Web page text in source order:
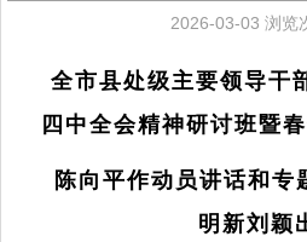
2026-03-03 浏览
全市县处级主要领导干
四中全会精神研讨班暨
陈向平作动员讲话和
明新刘颖